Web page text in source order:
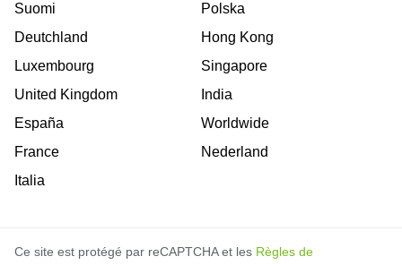
Suomi
Deutchland
Luxembourg
United Kingdom
España
France
Italia
Polska
Hong Kong
Singapore
India
Worldwide
Nederland
Ce site est protégé par reCAPTCHA et les Règles de